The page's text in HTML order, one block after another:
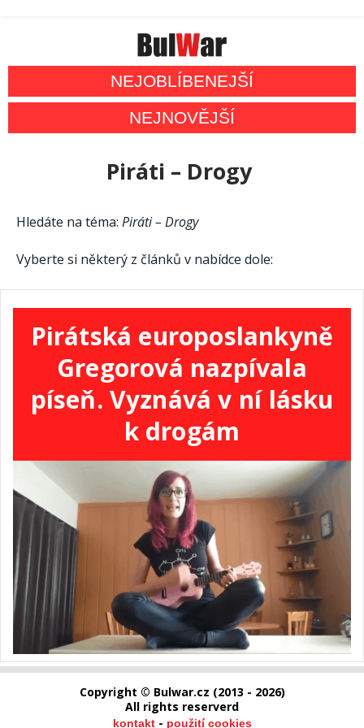
NEJOBLÍBENEJŠÍ
NEJNOVĚJŠÍ
Piráti – Drogy
Hledáte na téma: Piráti – Drogy
Vyberte si některý z článků v nabídce dole:
Pirátská europoslankyně
Gregorová nazpívala
píseň. Vyznává v ní lásku
k drogám
Copyright © Bulwar.cz (2013 - 2026)
All rights reserverd
kontakt- použití cookies